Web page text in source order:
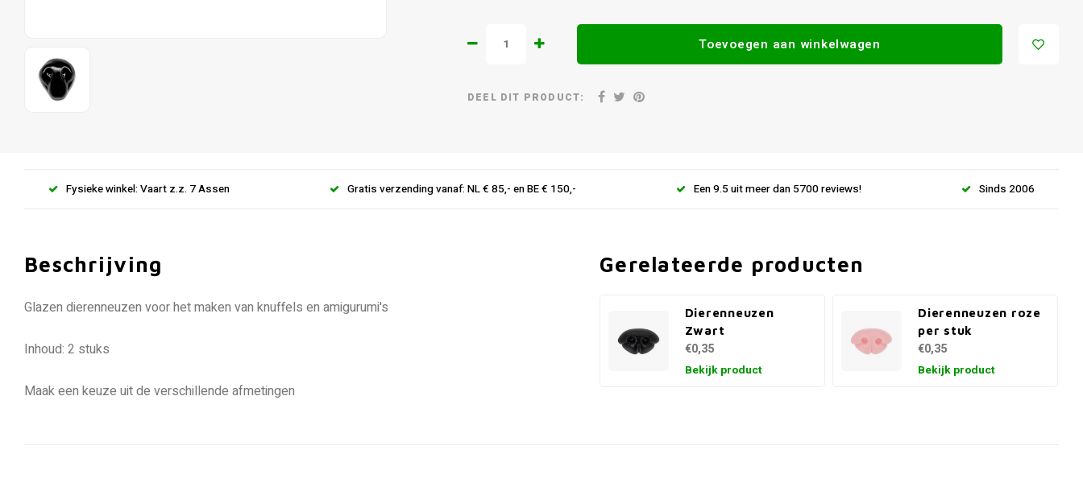
Toevoegen aan winkelwagen
DEEL DIT PRODUCT:
Fysieke winkel: Vaart z.z. 7 Assen Gratis verzending vanaf: NL € 85,- en BE € 150,- Een 9.5 uit meer dan 5700 reviews! Sinds 2006
Beschrijving
Glazen dierenneuzen voor het maken van knuffels en amigurumi's
Inhoud: 2 stuks
Maak een keuze uit de verschillende afmetingen
Gerelateerde producten
Dierenneuzen
Zwart
€0,35
Bekijk product
Dierenneuzen roze
per stuk
€0,35
Bekijk product